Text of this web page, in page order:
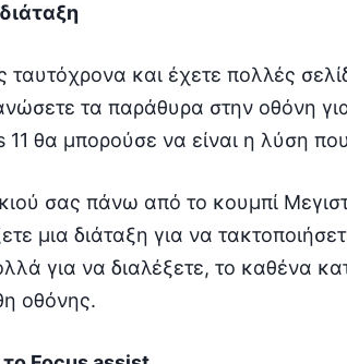
και έχετε πολλές
τα παράθυρα στην οθόνη
θα μπορούσε να είναι η λύση
σας πάνω από το κουμπί
μια διάταξη για να
για να διαλέξετε, το καθένα
οθόνης.